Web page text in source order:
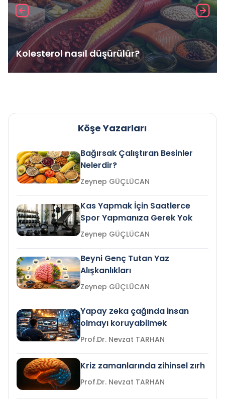
Kolesterol nasıl düşürülür?
Köşe Yazarları
Bağırsak Çalıştıran Besinler
Nelerdir?
Zeynep GÜÇLÜCAN
Kas Yapmak İçin Saatlerce
Spor Yapmanıza Gerek Yok
Zeynep GÜÇLÜCAN
Beyni Genç Tutan Yaz
Alışkanlıkları
Zeynep GÜÇLÜCAN
Yapay zeka çağında insan
olmayı koruyabilmek
Prof.Dr. Nevzat TARHAN
Kriz zamanlarında zihinsel zırh
Prof.Dr. Nevzat TARHAN